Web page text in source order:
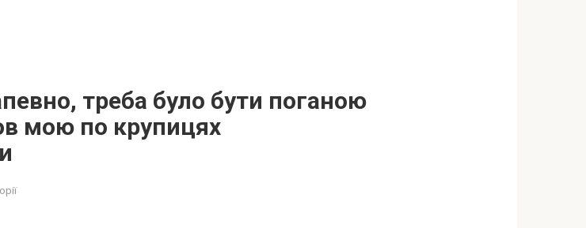
треба було бути поганою
мою по крупицях